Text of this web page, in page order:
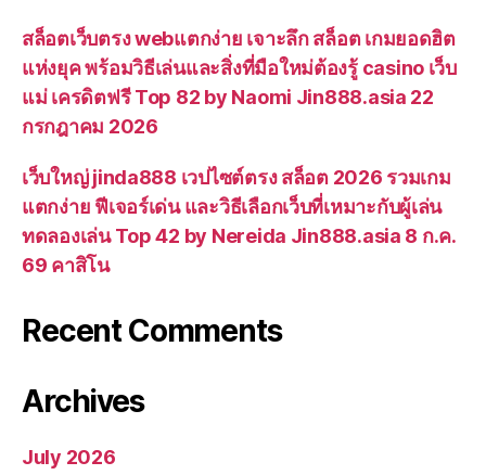
สล็อตเว็บตรง webแตกง่าย เจาะลึก สล็อต เกมยอดฮิต
แห่งยุค พร้อมวิธีเล่นและสิ่งที่มือใหม่ต้องรู้ casino เว็บ
แม่ เครดิตฟรี Top 82 by Naomi Jin888.asia 22
กรกฎาคม 2026
เว็บใหญ่ jinda888 เวปไซต์ตรง สล็อต 2026 รวมเกม
แตกง่าย ฟีเจอร์เด่น และวิธีเลือกเว็บที่เหมาะกับผู้เล่น
ทดลองเล่น Top 42 by Nereida Jin888.asia 8 ก.ค.
69 คาสิโน
Recent Comments
Archives
July 2026